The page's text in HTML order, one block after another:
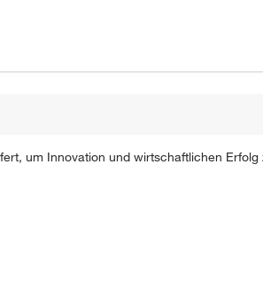
um Innovation und wirtschaftlichen